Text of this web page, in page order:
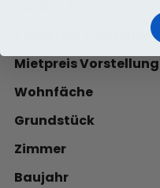
Kaufpreis Vorstellung
Mietpreis Vorstellung
Wohnfäche
Grundstück
Zimmer
Baujahr